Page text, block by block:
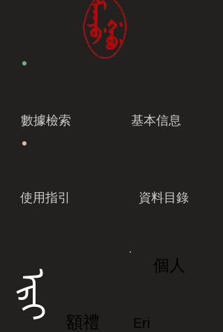
數據檢索 基本信息
使用指引 資料目錄
ᡝᡵᡳ
個人
額禮
Eri